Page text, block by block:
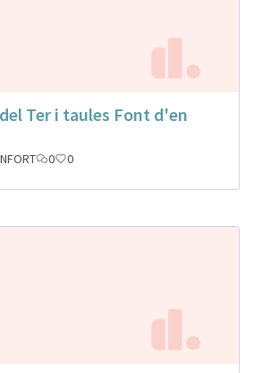
Ter i taules Font d'en
0 0